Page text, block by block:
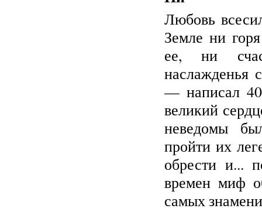
Любовь
Земле ни
ее, ни
наслажденья
— написал
великий
неведомы
пройти их
обрести и...
времен миф
самых